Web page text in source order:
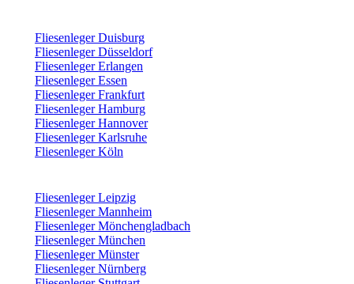
Fliesenleger Duisburg
Fliesenleger Düsseldorf
Fliesenleger Erlangen
Fliesenleger Essen
Fliesenleger Frankfurt
Fliesenleger Hamburg
Fliesenleger Hannover
Fliesenleger Karlsruhe
Fliesenleger Köln
Fliesenleger Leipzig
Fliesenleger Mannheim
Fliesenleger Mönchengladbach
Fliesenleger München
Fliesenleger Münster
Fliesenleger Nürnberg